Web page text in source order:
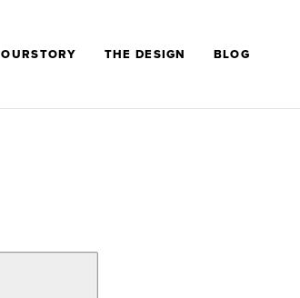
OURSTORY THE DESIGN BLOG